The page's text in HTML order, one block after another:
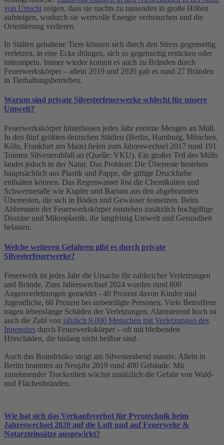
von Utrecht zeigen, dass sie nachts zu tausenden in große Höhen
aufsteigen, wodurch sie wertvolle Energie verbrauchen und die
Orientierung verlieren.
In Ställen gehaltene Tiere können sich durch den Stress gegenseitig
verletzen, in eine Ecke drängen, sich so gegenseitig ersticken oder
tottrampeln. Immer wieder kommt es auch zu Bränden durch
Feuerwerkskörper – allein 2019 und 2020 gab es rund 27 Bränden
in Tierhaltungsbetrieben.
Warum sind private Silvesterfeuerwerke schlecht für unsere
Umwelt?
Feuerwerkskörper hinterlassen jedes Jahr enorme Mengen an Müll.
In den fünf größten deutschen Städten (Berlin, Hamburg, München,
Köln, Frankfurt am Main) fielen zum Jahreswechsel 2017 rund 191
Tonnen Silvesterabfall an (Quelle: VKU). Ein großer Teil des Mülls
landet jedoch in der Natur. Das Problem: Die Überreste bestehen
hauptsächlich aus Plastik und Pappe, die giftige Druckfarbe
enthalten können. Das Regenwasser löst die Chemikalien und
Schwermetalle wie Kupfer und Barium aus den abgebrannten
Überresten, die sich in Böden und Gewässer festsetzen. Beim
Abbrennen der Feuerwerkskörper entstehen zusätzlich hochgiftige
Dioxine und Mikroplastik, die langfristig Umwelt und Gesundheit
belasten.
Welche weiteren Gefahren gibt es durch private
Silvesterfeuerwerke?
Feuerwerk ist jedes Jahr die Ursache für zahlreicher Verletzungen
und Brände. Zum Jahreswechsel 2024 wurden rund 800
Augenverletzungen gemeldet - 40 Prozent davon Kinder und
Jugendliche, 60 Prozent bei unbeteiligte Personen. Viele Betroffene
tragen lebenslange Schäden der Verletzungen. Alarmierend hoch ist
auch die Zahl von jährlich 8.000 Menschen mit Verletzungen des
Innenohrs durch Feuerwerkskörper – oft mit bleibenden
Hörschäden, die bislang nicht heilbar sind.
Auch das Brandrisiko steigt am Silvesterabend massiv: Allein in
Berlin brannten an Neujahr 2019 rund 400 Gebäude. Mit
zunehmender Trockenheit wächst zusätzlich die Gefahr von Wald-
und Flächenbränden.
Wie hat sich das Verkaufsverbot für Pyrotechnik beim
Jahreswechsel 2020 auf die Luft und auf Feuerwehr &
Notarzteinsätze ausgewirkt?